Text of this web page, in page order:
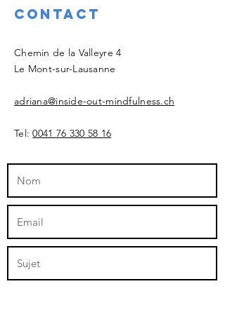
Contact
Chemin de la Valleyre 4
Le Mont-sur-Lausanne
adriana@inside-out-mindfulness.ch
Tel:0041 76 330 58 16